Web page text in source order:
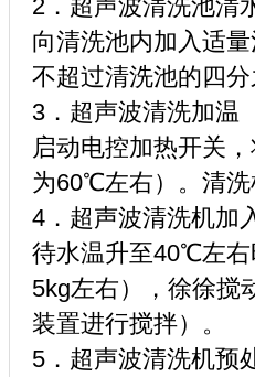
2．超声波清洗池清
向清洗池内加入适
不超过清洗池的四
3．超声波清洗加温
启动电控加热开关
为60℃左右）。清
4．超声波清洗机加
待水温升至40℃左右
5kg左右），徐徐搅
装置进行搅拌）。
5．超声波清洗机预